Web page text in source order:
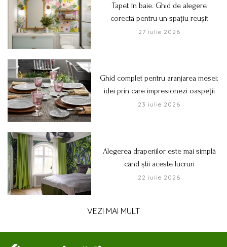
Tapet în baie. Ghid de alegere
corectă pentru un spațiu reușit
27 iulie 2026
Ghid complet pentru aranjarea mesei:
idei prin care impresionezi oaspeții
23 iulie 2026
Alegerea draperiilor este mai simplă
când știi aceste lucruri
22 iulie 2026
VEZI MAI MULT